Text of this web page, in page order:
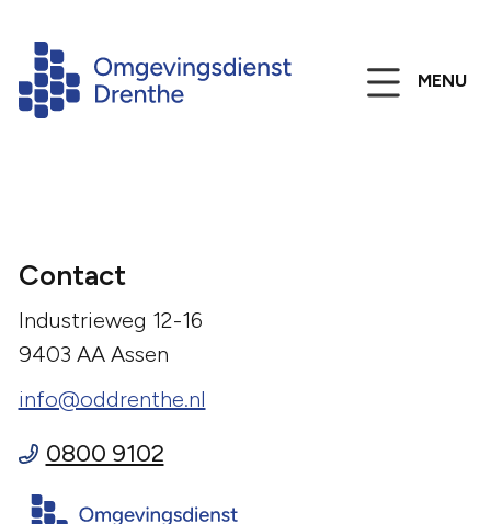
MENU
Contact
Industrieweg 12-16
9403 AA Assen
info@oddrenthe.nl
0800 9102